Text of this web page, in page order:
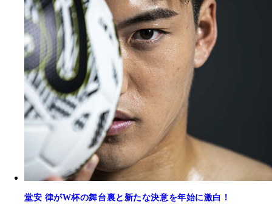
堂安 律がW杯の舞台裏と新たな決意を年始に激白！